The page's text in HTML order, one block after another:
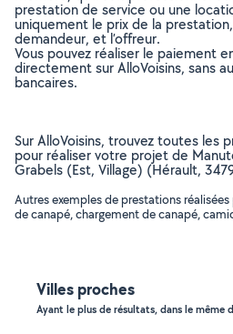
prestation de service ou une
uniquement le prix de la
demandeur, et l’offreur.
Vous pouvez réaliser le paiement
directement sur AlloVoisins, sans
bancaires.
Sur AlloVoisins, trouvez toutes les
pour réaliser votre projet de
Grabels (Est, Village) (Hérault,
Autres exemples de prestations
de canapé, chargement de canapé,
Villes proches
Ayant le plus de résultats, dans le même